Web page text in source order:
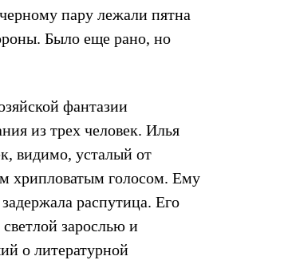
пару лежали пятна
Было еще рано, но
фантазии
из трех человек. Илья
видимо, усталый от
хрипловатым голосом. Ему
распутица. Его
зарослью и
о литературной